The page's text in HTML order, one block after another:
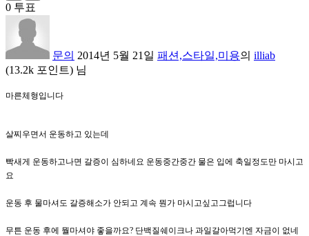
0 투표
문의 2014년 5월 21일 패션,스타일,미용의 illiab
(13.2k 포인트) 님
마른체형입니다
살찌우면서 운동하고 있는데
빡새게 운동하고나면 갈증이 심하네요 운동중간중간 물은 입에 축일정도만 마시고
요
운동 후 물마셔도 갈증해소가 안되고 계속 뭔가 마시고싶고그럽니다
무튼 운동 후에 뭘마셔야 좋을까요? 단백질쉐이크나 과일갈아먹기엔 자금이 없네